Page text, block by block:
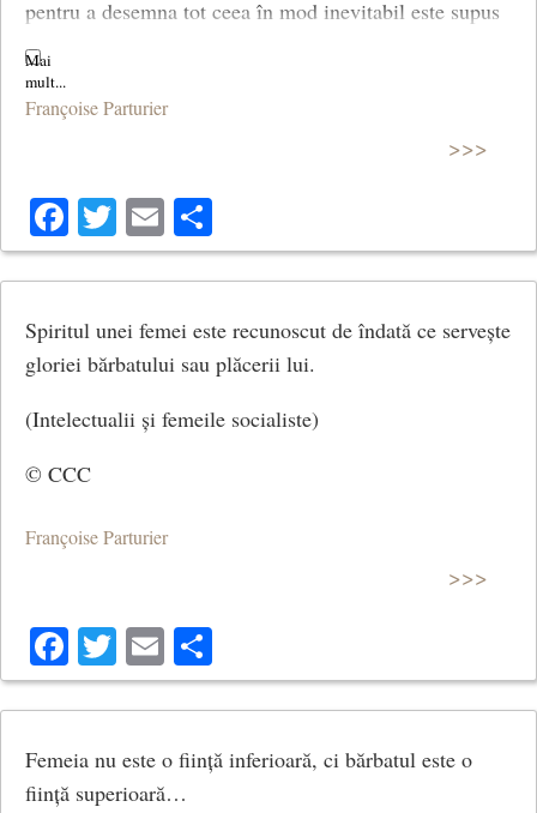
pentru a desemna tot ceea în mod inevitabil este supus
uzurii, printr-o folosire excesivă.
© CCC
Françoise Parturier
>>>
Facebook
Twitter
Email
Spiritul unei femei este recunoscut de îndată ce servește
gloriei bărbatului sau plăcerii lui.
(Intelectualii și femeile socialiste)
© CCC
Françoise Parturier
>>>
Facebook
Twitter
Email
Femeia nu este o ființă inferioară, ci bărbatul este o
ființă superioară…